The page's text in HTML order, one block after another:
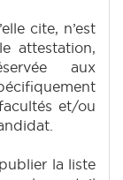
cite, n’est
attestation,
aux
et/ou
la liste